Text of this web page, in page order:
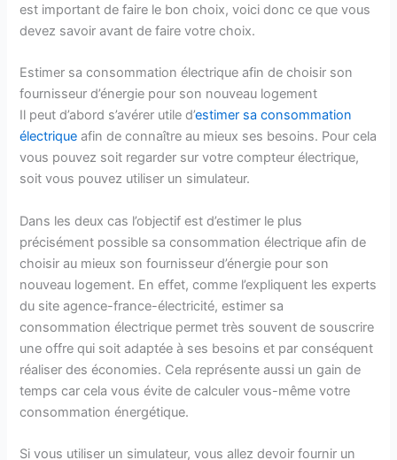
est important de faire le bon choix, voici donc ce que vous
devez savoir avant de faire votre choix.
Estimer sa consommation électrique afin de choisir son
fournisseur d’énergie pour son nouveau logement
Il peut d’abord s’avérer utile d’estimer sa consommation
électrique afin de connaître au mieux ses besoins. Pour cela
vous pouvez soit regarder sur votre compteur électrique,
soit vous pouvez utiliser un simulateur.
Dans les deux cas l’objectif est d’estimer le plus
précisément possible sa consommation électrique afin de
choisir au mieux son fournisseur d’énergie pour son
nouveau logement. En effet, comme l’expliquent les experts
du site agence-france-électricité, estimer sa
consommation électrique permet très souvent de souscrire
une offre qui soit adaptée à ses besoins et par conséquent
réaliser des économies. Cela représente aussi un gain de
temps car cela vous évite de calculer vous-même votre
consommation énergétique.
Si vous utiliser un simulateur, vous allez devoir fournir un